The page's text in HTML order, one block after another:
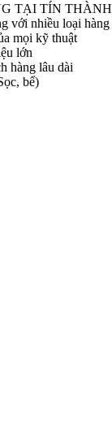
TẠI TÍN
với nhiều loại hàng
mọi kỹ thuật
lớn
hàng lâu dài
bể)